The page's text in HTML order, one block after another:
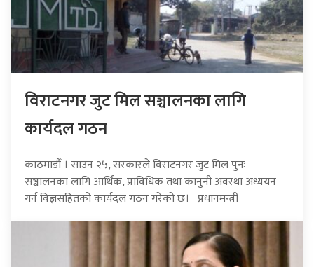
विराटनगर जुट मिल सञ्चालनका लागि
कार्यदल गठन
काठमाडौँ । साउन २५, सरकारले विराटनगर जुट मिल पुनः
सञ्चालनका लागि आर्थिक, प्राविधिक तथा कानुनी अवस्था अध्ययन
गर्न विज्ञसहितको कार्यदल गठन गरेको छ। प्रधानमन्त्री